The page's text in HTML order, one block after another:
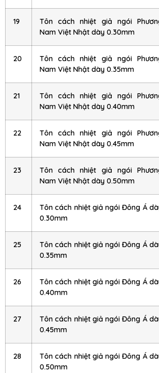
19
Tôn cách nhiệt giả ngói
Nam Việt Nhật dày 0.30mm
20
Tôn cách nhiệt giả ngói
Nam Việt Nhật dày 0.35mm
21
Tôn cách nhiệt giả ngói
Nam Việt Nhật dày 0.40mm
22
Tôn cách nhiệt giả ngói
Nam Việt Nhật dày 0.45mm
23
Tôn cách nhiệt giả ngói
Nam Việt Nhật dày 0.50mm
24
Tôn cách nhiệt giả ngói Đông Á
0.30mm
25
Tôn cách nhiệt giả ngói Đông Á
0.35mm
26
Tôn cách nhiệt giả ngói Đông Á
0.40mm
27
Tôn cách nhiệt giả ngói Đông Á
0.45mm
28
Tôn cách nhiệt giả ngói Đông Á
0.50mm